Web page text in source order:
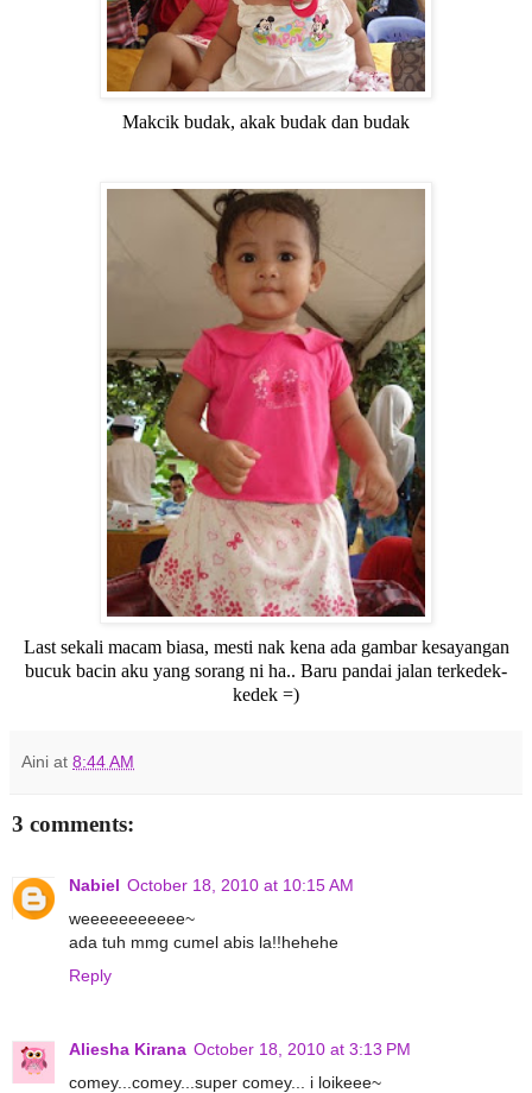
Makcik budak, akak budak dan budak
Last sekali macam biasa, mesti nak kena ada gambar kesayangan
bucuk bacin aku yang sorang ni ha.. Baru pandai jalan terkedek-
kedek =)
Aini at 8:44 AM
3 comments:
Nabiel October 18, 2010 at 10:15 AM
weeeeeeeeeee~
ada tuh mmg cumel abis la!!hehehe
Reply
Aliesha Kirana October 18, 2010 at 3:13 PM
comey...comey...super comey... i loikeee~